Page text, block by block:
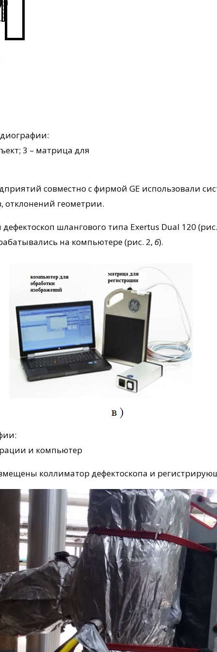
3 – матрица для
совместно с фирмой GE использовали
отклонений геометрии.
шлангового типа Exertus Dual 120
на компьютере (рис. 2, б).
и компьютер
коллиматор дефектоскопа и